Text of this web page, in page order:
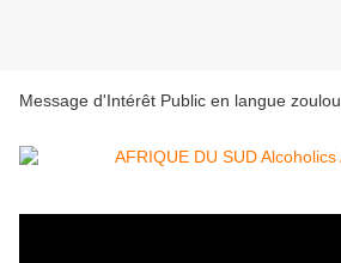
Message d'Intérêt Public en langue zoulou